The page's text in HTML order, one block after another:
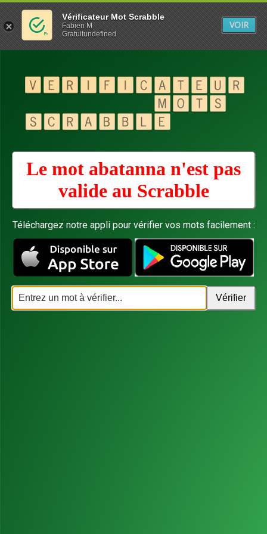
Le mot abatanna n'est pas
valide au Scrabble
Téléchargez notre appli pour vérifier vos mots facilement :
Vérificateur Mot Scrabble
Fabien M
Gratuitundefined
VOIR